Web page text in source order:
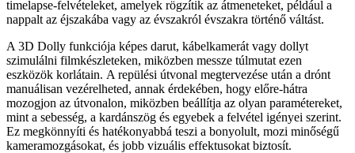
timelapse-felvételeket, amelyek rögzítik az átmeneteket, például a
nappalt az éjszakába vagy az évszakról évszakra történő váltást.
A 3D Dolly funkciója képes darut, kábelkamerát vagy dollyt
szimulálni filmkészleteken, miközben messze túlmutat ezen
eszközök korlátain. A repülési útvonal megtervezése után a drónt
manuálisan vezérelheted, annak érdekében, hogy előre-hátra
mozogjon az útvonalon, miközben beállítja az olyan paramétereket,
mint a sebesség, a kardánszög és egyebek a felvétel igényei szerint.
Ez megkönnyíti és hatékonyabbá teszi a bonyolult, mozi minőségű
kameramozgásokat, és jobb vizuális effektusokat biztosít.